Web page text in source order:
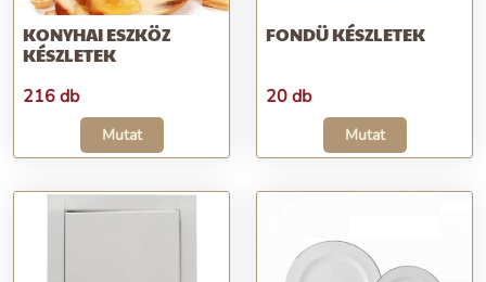
KONYHAI ESZKÖZ
KÉSZLETEK
216 db
Mutat
FONDÜ KÉSZLETEK
20 db
Mutat